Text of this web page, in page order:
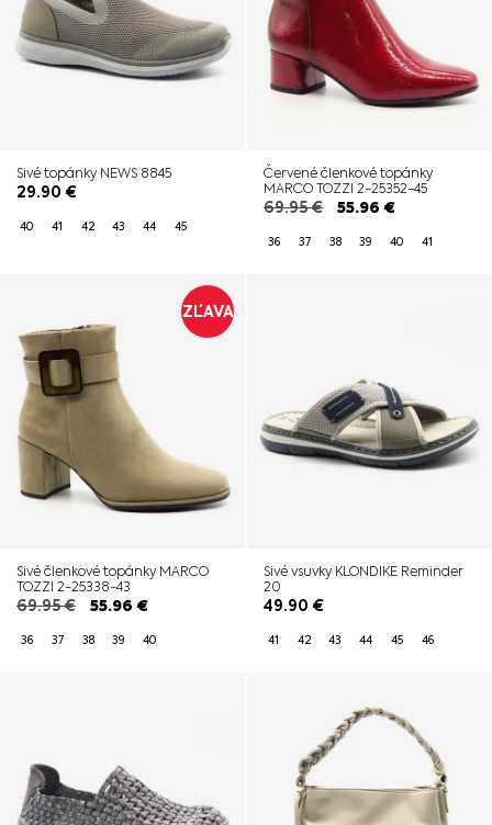
Sivé topánky NEWS 8845
29.90 €
40 41 42 43 44 45
Červené členkové topánky
MARCO TOZZI 2-25352-45
69.95€ 55.96 €
36 37 38 39 40 41
ZĽAVA
Sivé členkové topánky MARCO
TOZZI 2-25338-43
69.95€ 55.96 €
36 37 38 39 40
Sivé vsuvky KLONDIKE Reminder
20
49.90 €
41 42 43 44 45 46